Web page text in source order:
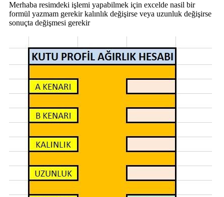
Merhaba resimdeki işlemi yapabilmek için excelde nasil bir
formül yazmam gerekir kalınlık değişirse veya uzunluk değişirse
sonuçta değişmesi gerekir